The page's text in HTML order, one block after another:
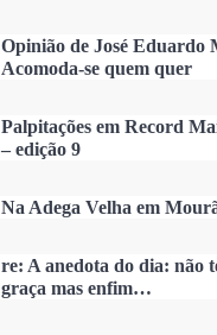
Opinião de José Eduardo
Acomoda-se quem quer
Palpitações em Record
– edição 9
Na Adega Velha em
re: A anedota do dia: não
graça mas enfim…